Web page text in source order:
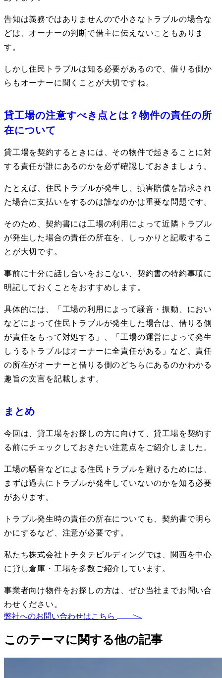
告知は義務ではありませんので小さなトラブルの場合な
どは、オーナーの判断で借主に伝えないこともありま
す。
しかし住民トラブルは知る必要があるので、借りる側か
らもオーナーに聞くことが大切ですね。
貸工場の注意すべき点とは？物件の責任の所
在について
貸工場を契約するときには、その物件で起きることに対
する責任が誰にあるのかを必ず確認しておきましょう。
たとえば、住民トラブルが発生し、損害賠償を請求され
た場合に支払いをするのは誰なのかは重要な問題です。
そのため、契約書には工場の利用によって近隣トラブル
が発生した場合の責任の所在を、しっかりと記載するこ
とが大切です。
事前に十分に話し合いをおこない、契約書の特約事項に
明記しておくことをおすすめします。
具体的には、「工場の利用によって騒音・振動、におい
などによって住民トラブルが発生した場合は、借りる側
が責任をもって対処する」、「工場の運営によって発生
しうるトラブルはオーナーに全責任がある」など、責任
の所在がオーナーと借りる側のどちらにあるのかわかる
趣旨の文言を記載します。
まとめ
今回は、貸工場をお探しの方に向けて、貸工場を契約す
る前にチェックしておきたい注意点をご紹介しました。
工場の騒音などによる住民トラブルを避けるためには、
まずは過去にトラブルが発生していないのかを知る必要
があります。
トラブル発生時の責任の所在についても、契約書で明ら
かにするなど、注意が必要です。
私たち株式会社トチタテビルディングでは、関西を中心
に貸し倉庫・工場を多数ご紹介しています。
事業者向け物件をお探しの方は、ぜひ当社までお問い合
わせください。
弊社へのお問い合わせはこちら
このテーマに関する他の記事